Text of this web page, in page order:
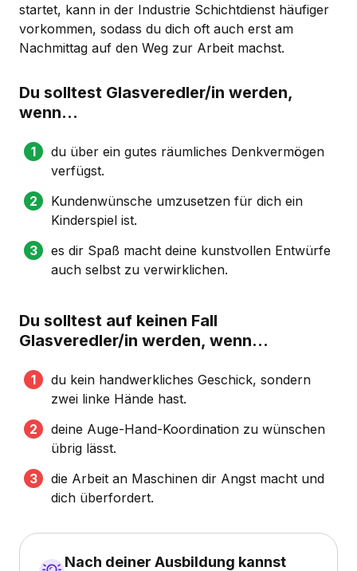
startet, kann in der Industrie Schichtdienst häufiger
vorkommen, sodass du dich oft auch erst am
Nachmittag auf den Weg zur Arbeit machst.
Du solltest Glasveredler/in werden,
wenn...
du über ein gutes räumliches Denkvermögen
verfügst.
Kundenwünsche umzusetzen für dich ein
Kinderspiel ist.
es dir Spaß macht deine kunstvollen Entwürfe
auch selbst zu verwirklichen.
Du solltest auf keinen Fall
Glasveredler/in werden, wenn...
du kein handwerkliches Geschick, sondern
zwei linke Hände hast.
deine Auge-Hand-Koordination zu wünschen
übrig lässt.
die Arbeit an Maschinen dir Angst macht und
dich überfordert.
Nach deiner Ausbildung kannst